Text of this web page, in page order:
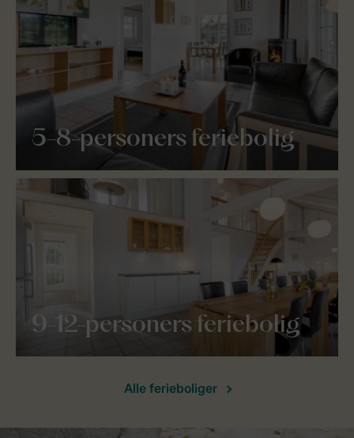
5-8-personers feriebolig
9-12-personers feriebolig
Alle ferieboliger